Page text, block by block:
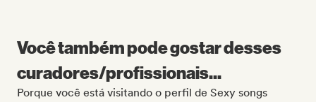
Você também pode gostar desses
curadores/profissionais...
Porque você está visitando o perfil de Sexy songs